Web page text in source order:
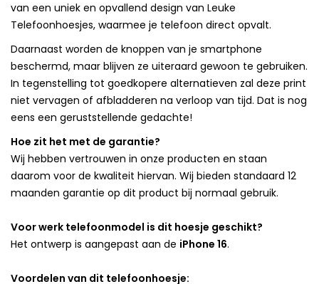
van een uniek en opvallend design van Leuke
Telefoonhoesjes, waarmee je telefoon direct opvalt.
Daarnaast worden de knoppen van je smartphone
beschermd, maar blijven ze uiteraard gewoon te gebruiken.
In tegenstelling tot goedkopere alternatieven zal deze print
niet vervagen of afbladderen na verloop van tijd. Dat is nog
eens een geruststellende gedachte!
Hoe zit het met de garantie?
Wij hebben vertrouwen in onze producten en staan
daarom voor de kwaliteit hiervan. Wij bieden standaard 12
maanden garantie op dit product bij normaal gebruik.
Voor werk telefoonmodel is dit hoesje geschikt?
Het ontwerp is aangepast aan de iPhone 16.
Voordelen van dit telefoonhoesje: